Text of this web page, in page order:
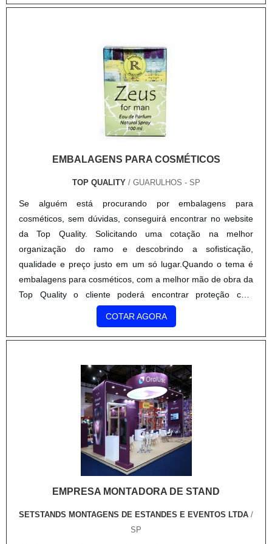
produção de última geração; Equipamentos de última
melhor em caixa triplex. São opções variadas que a
empresa oferece, como colmeia papel kraft e cinta de
sorvete.É uma empresa comprometida com seus serviços e
responsável, qualificações possíveis pelo fato de a empresa
possuir escritório de alta qualidade onde são realizadas as
atividades e equipamentos de última geração. Tudo isso,
consultores associados e colaboradores eficientes,
EMBALAGENS PARA COSMÉTICOS
TOP QUALITY/ GUARULHOS - SP
Se alguém está procurando por embalagens para
cosméticos, sem dúvidas, conseguirá encontrar no website
da Top Quality. Solicitando uma cotação na melhor
organização do ramo e descobrindo a sofisticação,
qualidade e preço justo em um só lugar.Quando o tema é
embalagens para cosméticos, com a melhor mão de obra da
Top Quality o cliente poderá encontrar proteção com
soluções eficazes para serviços gráficos.DETALHES SOBRE
EMBALAGENS PARA COSMÉTICOSA Top Quality foca seus
esforços em criar aos parceiros uma estrutura com escritório
processos de produção de última geração, tudo isso para
garantir que se tenha embalagens para cosméticos com
excelente custo-benefício.Há muitas maneiras eficientes de
uma empresa demonstrar competência, excelência e
destaque em sua área de atuação. A Top Quality se mostra
referência por ter: Soluções eficazes para serviços gráficos;
Treinamentos internos para aprimoração dos produtos e
serviços; Estrutura verticalizada com todos os processos de
impressão; Excelência de qualidade na produção dos
COTAR AGORA
EMPRESA MONTADORA DE STAND
SETSTANDS MONTAGENS DE ESTANDES E EVENTOS LTDA /
SP